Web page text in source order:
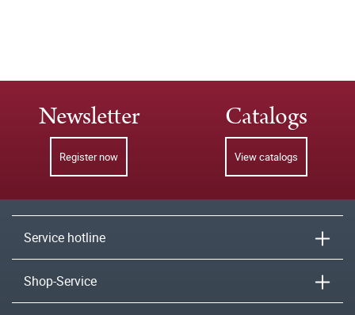
Newsletter
Register now
Catalogs
View catalogs
Service hotline
Shop-Service